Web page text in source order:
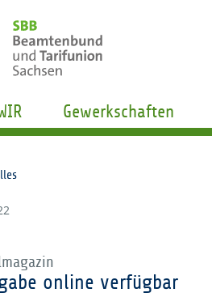
Gewerkschaften
online verfügbar